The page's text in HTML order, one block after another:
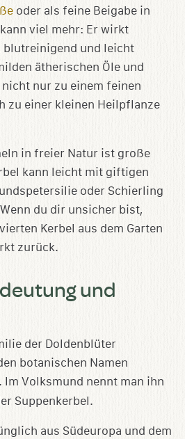
oder als feine Beigabe in
viel mehr: Er wirkt
und leicht
ätherischen Öle und
nur zu einem feinen
zu einer kleinen Heilpflanze
in freier Natur ist große
kann leicht mit giftigen
oder Schierling
du dir unsicher bist,
Kerbel aus dem Garten
zurück.
und
der Doldenblüter
botanischen Namen
. Im Volksmund nennt man ihn
Suppenkerbel.
aus Südeuropa und dem